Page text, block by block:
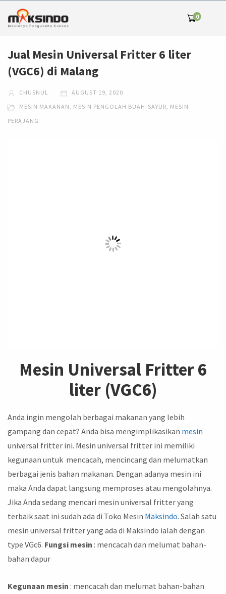
0
Jual Mesin Universal Fritter 6 liter
(VGC6) di Malang
CHUSNUL
AUGUST 19, 2020
MESIN MAKANAN, MESIN PENGOLAH BUAH-SAYUR, MESIN
PERAJANG
Mesin Universal Fritter 6
liter (VGC6)
Anda ingin mengolah berbagai makanan yang lebih
gampang dan cepat? Anda bisa mengimplikasikan mesin
universal fritter ini. Mesin universal fritter ini memiliki
kegunaan untuk mencacah, mencincang dan melumatkan
berbagai jenis bahan makanan. Dengan adanya mesin ini
maka Anda dapat langsung memproses atau mengolahnya.
Jika Anda sedang mencari mesin universal fritter yang
terbaik saat ini sudah ada di Toko Mesin Maksindo. Salah satu
mesin universal fritter yang ada di Maksindo ialah dengan
type VGc6. Fungsi mesin : mencacah dan melumat bahan-
bahan dapur
Kegunaan mesin : mencacah dan melumat bahan-bahan